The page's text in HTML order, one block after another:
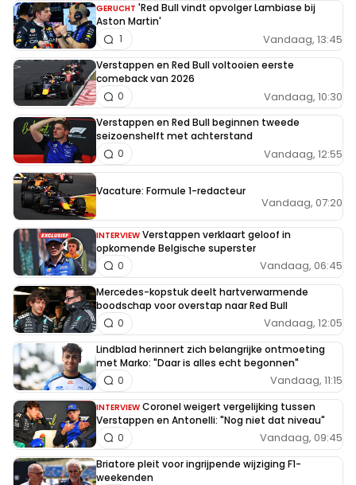
GERUCHT 'Red Bull vindt opvolger Lambiase bij
Aston Martin'
Vandaag, 13:45
1
Verstappen en Red Bull voltooien eerste
comeback van 2026
Vandaag, 10:30
0
Verstappen en Red Bull beginnen tweede
seizoenshelft met achterstand
Vandaag, 12:55
0
Vacature: Formule 1-redacteur
Vandaag, 07:20
INTERVIEW Verstappen verklaart geloof in
opkomende Belgische superster
Vandaag, 06:45
0
Mercedes-kopstuk deelt hartverwarmende
boodschap voor overstap naar Red Bull
Vandaag, 12:05
0
Lindblad herinnert zich belangrijke ontmoeting
met Marko: "Daar is alles echt begonnen"
Vandaag, 11:15
0
INTERVIEW Coronel weigert vergelijking tussen
Verstappen en Antonelli: "Nog niet dat niveau"
Vandaag, 09:45
0
Briatore pleit voor ingrijpende wijziging F1-
weekenden